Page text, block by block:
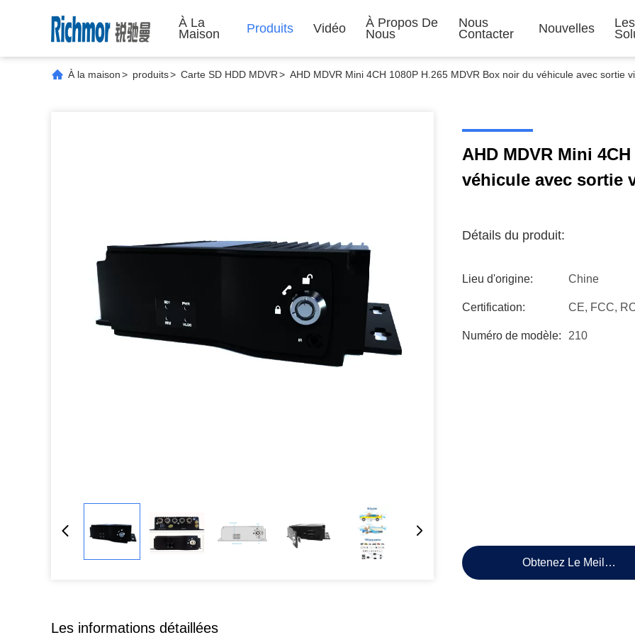
À La
Maison
Produits Vidéo
À Propos De
Nous
Nous
Contacter
Nouvelles
Les
À la maison> produits> Carte SD HDD MDVR> AHD MDVR Mini 4CH 1080P H.265 MDVR Box noir du véhicule avec sortie
AHD MDVR Mini
véhicule avec sortie
Détails du produit:
Lieu d'origine: Chine
Certification: CE, FCC,
Numéro de modèle: 210
Obtenez Le Meilleur
Les informations détaillées